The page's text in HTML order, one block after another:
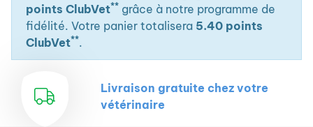
points ClubVet** grâce à notre programme de
fidélité. Votre panier totalisera 5.40 points
ClubVet**.
Livraison gratuite chez votre
vétérinaire